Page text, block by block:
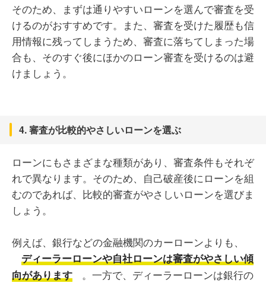
そのため、まずは通りやすいローンを選んで審査を受
けるのがおすすめです。また、審査を受けた履歴も信
用情報に残ってしまうため、審査に落ちてしまった場
合も、そのすぐ後にほかのローン審査を受けるのは避
けましょう。
4. 審査が比較的やさしいローンを選ぶ
ローンにもさまざまな種類があり、審査条件もそれぞ
れで異なります。そのため、自己破産後にローンを組
むのであれば、比較的審査がやさしいローンを選びま
しょう。
例えば、銀行などの金融機関のカーローンよりも、
ディーラーローンや自社ローンは審査がやさしい傾
向があります
。一方で、ディーラーローンは銀行の